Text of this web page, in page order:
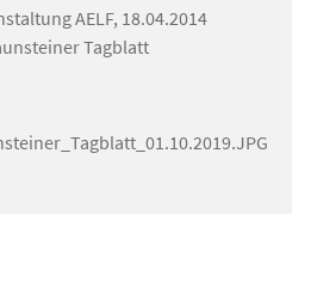
AELF, 18.04.2014
Tagblatt